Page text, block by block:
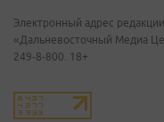
Электронный адрес
«Дальневосточный Медиа
249-8-800. 18+